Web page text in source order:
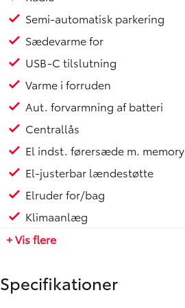
Semi-automatisk parkering
Sædevarme for
USB-C tilslutning
Varme i forruden
Aut. forvarmning af batteri
Centrallås
El indst. førersæde m. memory
El-justerbar lændestøtte
Elruder for/bag
Klimaanlæg
+ Vis flere
Specifikationer